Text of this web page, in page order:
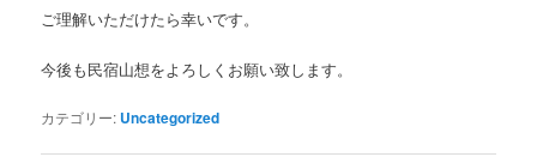
ご理解いただけたら幸いです。
今後も民宿山想をよろしくお願い致します。
カテゴリー: Uncategorized